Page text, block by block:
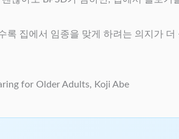
집에서 임종을 맞게 하려는 의지가 더
for Older Adults, Koji Abe